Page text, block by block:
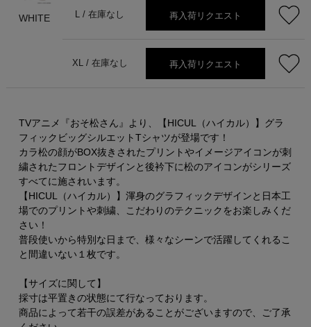
WHITE L /在庫なし 再入荷リクエスト
XL / 在庫なし 再入荷リクエスト
TVアニメ『おそ松さん』より、【HICUL（ハイカル）】グラ
フィックビッグシルエットTシャツが登場です！
カラ松の顔がBOX抜きされたプリントやイメージアイコンが刺
繍されたフロントデザインと後衿下に松のアイコンがシリーズ
すべてに施されいます。
【HICUL（ハイカル）】渾身のグラフィックデザインと日本工
場でのプリントや刺繍、こだわりのテクニックをお楽しみくだ
さい！
普段使いから特別な日まで、様々なシーンで活躍してくれるこ
と間違いない１枚です。
【サイズに関して】
採寸は平置きの状態にて行なっております。
商品によって若干の誤差があることがございますので、ご了承